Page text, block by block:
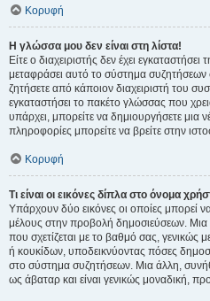
Κορυφή
Η γλώσσα μου δεν είναι στη λίστα!
Είτε ο διαχειριστής δεν έχει
μεταφράσει αυτό το σύστημα
ζητήσετε από κάποιον διαχειριστή του
εγκαταστήσει το πακέτο γλώσσας που
υπάρχει, μπορείτε να δημιουργήσετε μια
πληροφορίες μπορείτε να βρείτε στην
Κορυφή
Τι είναι οι εικόνες δίπλα στο όνομα
Υπάρχουν δύο εικόνες οι οποίες μπορεί
μέλους στην προβολή δημοσιεύσεων. Μια
που σχετίζεται με το βαθμό σας,
ή κουκίδων, υποδεικνύοντας πόσες
στο σύστημα συζητήσεων. Μια άλλη,
ως άβαταρ και είναι γενικώς μοναδική,